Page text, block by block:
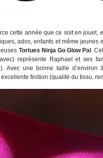
cette année que ce soit en
ados, enfants et même jeunes
Tortues Ninja Go Glow Pal .
représente Raphael et ses
Avec une bonne taille
finition (qualité du tissu,